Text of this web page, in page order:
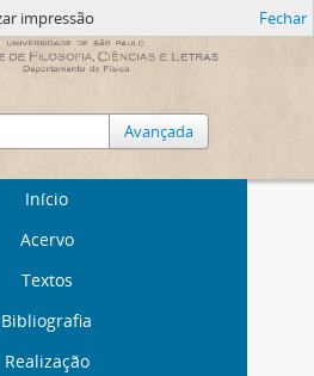
Avançada
Início
Acervo
Textos
Bibliografia
Realização
impressão Fechar